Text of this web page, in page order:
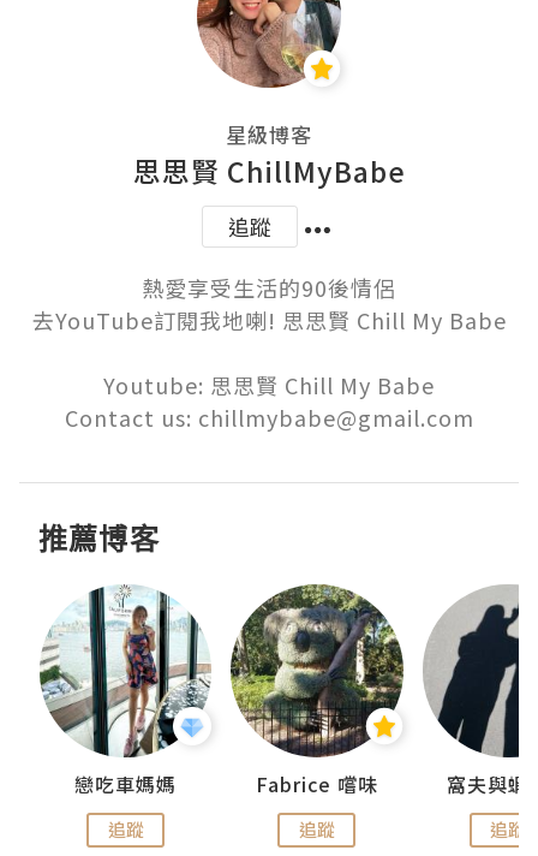
星級博客
思思賢 ChillMyBabe
追蹤
熱愛享受生活的90後情侶
去YouTube訂閱我地喇! 思思賢 Chill My Babe
Youtube: 思思賢 Chill My Babe
Contact us: chillmybabe@gmail.com
推薦博客
戀吃車媽媽
追蹤
Fabrice 嚐味
追蹤
窩夫與蝦
追蹤